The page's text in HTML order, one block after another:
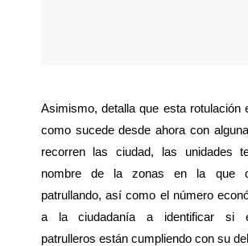
Asimismo, detalla que esta rotulación
como sucede desde ahora con
recorren las ciudad, las unidades
nombre de la zonas en la que
patrullando, así como el número
a la ciudadanía a identificar si
patrulleros están cumpliendo con su